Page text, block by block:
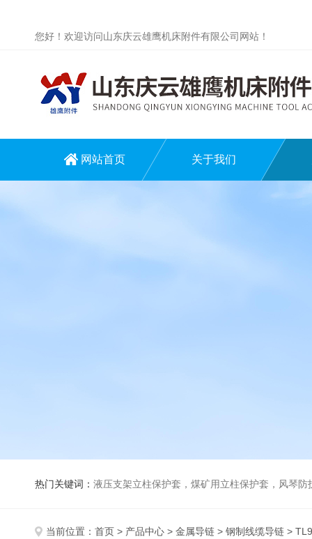
您好！欢迎访问山东庆云雄鹰机床附件有限公司网站！
网站首页 关于我们
热门关键词： 液压支架立柱保护套，煤矿用立柱保护套，风琴
当前位置： 首页 > 产品中心 > 金属导链 > 钢制线缆导链 >